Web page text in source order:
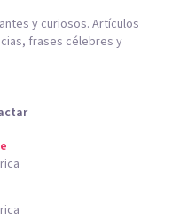
y curiosos. Artículos
frases célebres y